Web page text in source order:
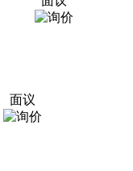
面议